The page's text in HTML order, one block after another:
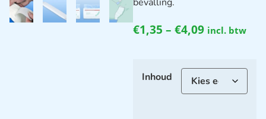
€1,35 – €4,09 incl. btw
Inhoud